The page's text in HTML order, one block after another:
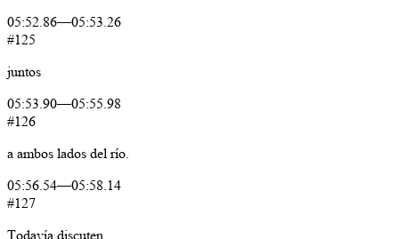
05:52.86—05:53.26
#125
juntos
05:53.90—05:55.98
#126
a ambos lados del río.
05:56.54—05:58.14
#127
Todavía discuten.